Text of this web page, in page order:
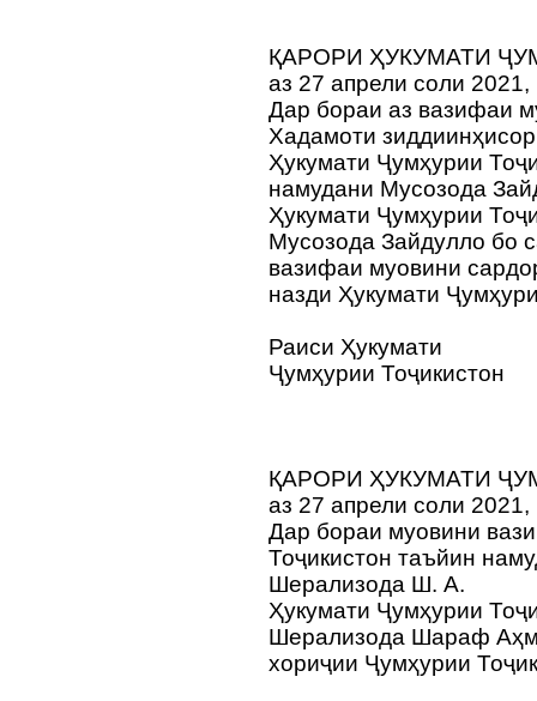
ҚАРОРИ ҲУКУМАТИ
аз 27 апрели соли
Дар бораи аз вазифаи
Хадамоти
Ҳукумати Ҷумҳурии
намудани Мусозода
Ҳукумати Ҷумҳурии
Мусозода Зайдулло бо
вазифаи муовини
назди Ҳукумати
Раиси Ҳукумати
Ҷумҳурии Тоҷикистон
ҚАРОРИ ҲУКУМАТИ
аз 27 апрели соли
Дар бораи муовини
Тоҷикистон таъйин
Шерализода Ш. А.
Ҳукумати Ҷумҳурии
Шерализода Шараф
хориҷии Ҷумҳурии